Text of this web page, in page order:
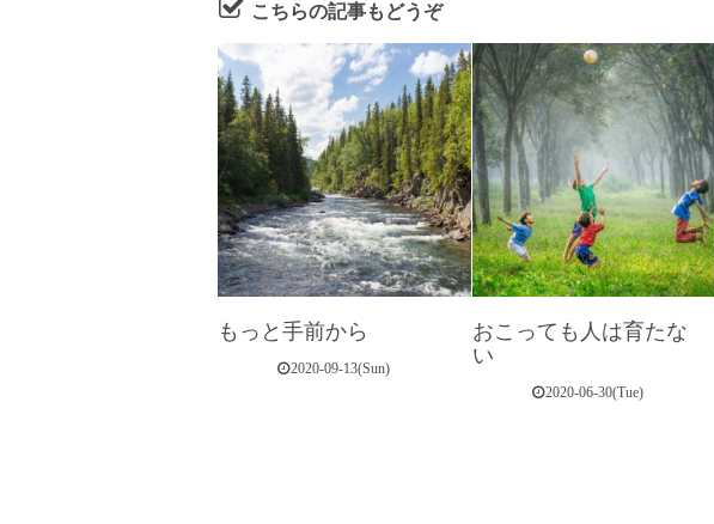
こちらの記事もどうぞ
もっと手前から
2020-09-13(Sun)
おこっても人は育たな
い
2020-06-30(Tue)